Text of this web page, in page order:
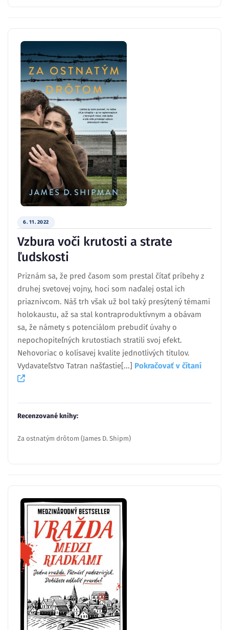
6. 11. 2022
Vzbura voči krutosti a strate
ľudskosti
Priznám sa, že pred časom som prestal čítať príbehy z
druhej svetovej vojny, hoci som naďalej ostal ich
priaznivcom. Náš trh však už bol taký presýtený témami
holokaustu, až sa stal kontraproduktívnym a obávam
sa, že námety s potenciálom prebudiť úvahy o
nepochopiteľných krutostiach stratili svoj efekt.
Nehovoriac o kolísavej kvalite jednotlivých titulov.
Vydavateľstvo Tatran našťastie[...] Pokračovať v čítaní
Recenzované knihy:
Za ostnatým drôtom (James D. Shipm)